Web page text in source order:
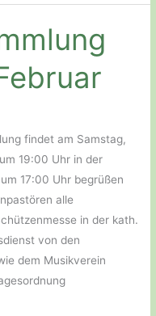
findet am Samstag,
19:00 Uhr in der
17:00 Uhr begrüßen
alle
in der kath.
von den
dem Musikverein